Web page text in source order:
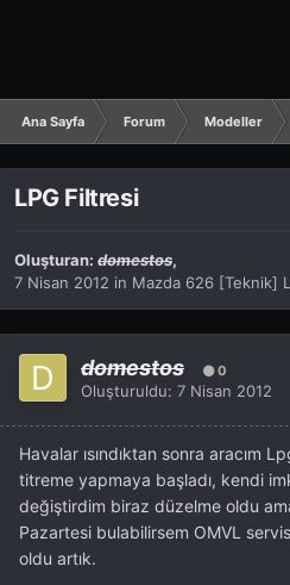
Ana Sayfa Forum Modeller
LPG Filtresi
Oluşturan: domestos,
7 Nisan 2012 in Mazda 626 [Teknik]
domestos 0
Oluşturuldu: 7 Nisan 2012
Havalar ısındıktan sonra aracım
titreme yapmaya başladı, kendi
değiştirdim biraz düzelme oldu
Pazartesi bulabilirsem OMVL
oldu artık.